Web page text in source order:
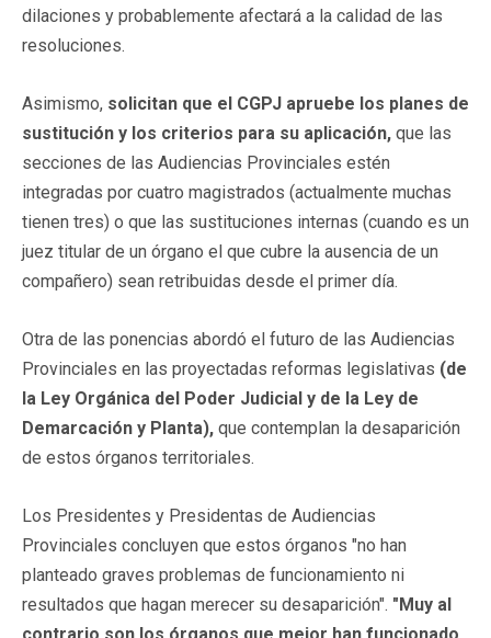
dilaciones y probablemente afectará a la calidad de las
resoluciones.
Asimismo, solicitan que el CGPJ apruebe los planes de
sustitución y los criterios para su aplicación, que las
secciones de las Audiencias Provinciales estén
integradas por cuatro magistrados (actualmente muchas
tienen tres) o que las sustituciones internas (cuando es un
juez titular de un órgano el que cubre la ausencia de un
compañero) sean retribuidas desde el primer día.
Otra de las ponencias abordó el futuro de las Audiencias
Provinciales en las proyectadas reformas legislativas (de
la Ley Orgánica del Poder Judicial y de la Ley de
Demarcación y Planta), que contemplan la desaparición
de estos órganos territoriales.
Los Presidentes y Presidentas de Audiencias
Provinciales concluyen que estos órganos "no han
planteado graves problemas de funcionamiento ni
resultados que hagan merecer su desaparición". "Muy al